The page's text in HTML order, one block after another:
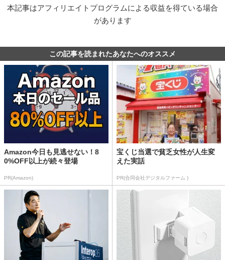
本記事はアフィリエイトプログラムによる収益を得ている場合
があります
この記事を読まれたあなたへのオススメ
Amazon今日も見逃せない！8
0%OFF以上が続々登場
PR(Amazon)
宝くじ当選で貧乏女性が人生変
えた実話
PR(合同会社デジタルファーム )